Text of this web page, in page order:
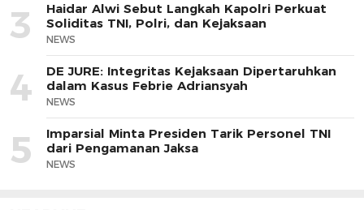
3
Haidar Alwi Sebut Langkah Kapolri Perkuat
Soliditas TNI, Polri, dan Kejaksaan
NEWS
4
DE JURE: Integritas Kejaksaan Dipertaruhkan
dalam Kasus Febrie Adriansyah
NEWS
5
Imparsial Minta Presiden Tarik Personel TNI
dari Pengamanan Jaksa
NEWS